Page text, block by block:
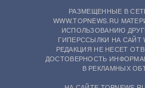
РАЗМЕЩЕННЫЕ В
WWW.TOPNEWS.RU
ИСПОЛЬЗОВАНИЮ
ГИПЕРССЫЛКИ НА САЙТ
РЕДАКЦИЯ НЕ НЕСЕТ
ДОСТОВЕРНОСТЬ
В РЕКЛАМНЫХ